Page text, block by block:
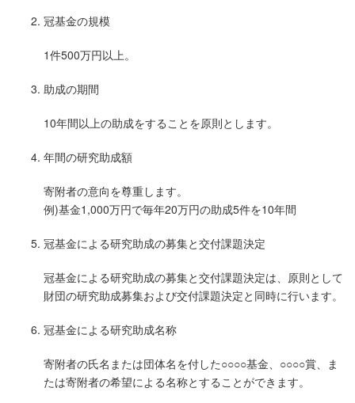
冠基金の規模
1件500万円以上。
助成の期間
10年間以上の助成をすることを原則とします。
年間の研究助成額
寄附者の意向を尊重します。
例)基金1,000万円で毎年20万円の助成5件を10年間
冠基金による研究助成の募集と交付課題決定
冠基金による研究助成の募集と交付課題決定は、原則として
財団の研究助成募集および交付課題決定と同時に行います。
冠基金による研究助成名称
寄附者の氏名または団体名を付した○○○○基金、○○○○賞、ま
たは寄附者の希望による名称とすることができます。